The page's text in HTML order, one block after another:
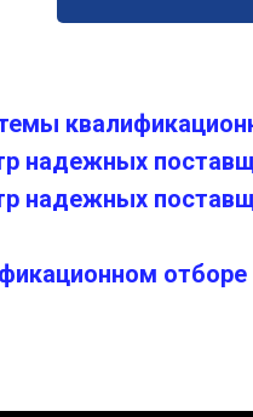
надежных
надежных
отборе